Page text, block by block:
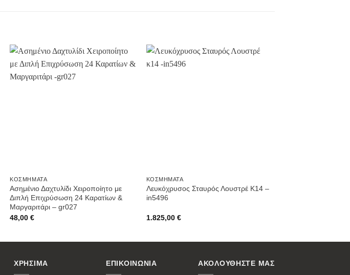
ΚΟΣΜΉΜΑΤΑ
Ασημένιο Δαχτυλίδι Χειροποίητο με
Διπλή Επιχρύσωση 24 Καρατίων &
Μαργαριτάρι – gr027
48,00€
ΚΟΣΜΉΜΑΤΑ
Λευκόχρυσος Σταυρός Λουστρέ Κ14 –
in5496
1.825,00 €
ΧΡΗΣΙΜΑ ΕΠΙΚΟΙΝΩΝΙΑ ΑΚΟΛΟΥΘΗΣΤΕ ΜΑΣ